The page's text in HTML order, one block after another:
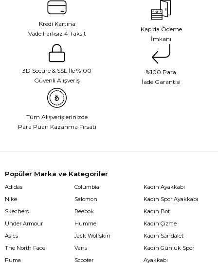
Kredi Kartına
Vade Farksız 4 Taksit
Kapıda Ödeme
İmkanı
3D Secure & SSL İle %100
Güvenli Alışveriş
%100 Para
İade Garantisi
Tüm Alışverişlerinizde
Para Puan Kazanma Fırsatı
Popüler Marka ve Kategoriler
Adidas
Nike
Skechers
Under Armour
Asics
The North Face
Puma
Columbia
Salomon
Reebok
Hummel
Jack Wolfskin
Vans
Scooter
Kadın Ayakkabı
Kadın Spor Ayakkabı
Kadın Bot
Kadın Çizme
Kadın Sandalet
Kadın Günlük Spor
Ayakkabı